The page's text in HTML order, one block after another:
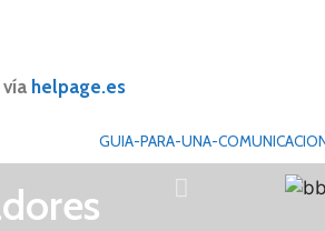
vía helpage.es
GUIA-PARA-UNA-